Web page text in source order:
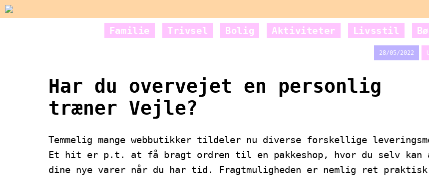
Familie Trivsel Bolig Aktiviteter Livsstil
28/05/2022
Har du overvejet en personlig
træner Vejle?
Temmelig mange webbutikker tildeler nu diverse forskellige
Et hit er p.t. at få bragt ordren til en pakkeshop, hvor du selv kan
dine nye varer når du har tid. Fragtmuligheden er nemlig ret